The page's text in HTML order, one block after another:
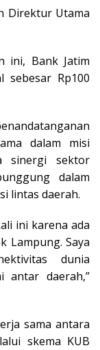
Direktur Utama
ini, Bank Jatim
sebesar Rp100
dalam misi
sinergi sektor
dalam
lintas daerah.
ini karena ada
Lampung. Saya
dunia
antar daerah,”
sama antara
skema KUB